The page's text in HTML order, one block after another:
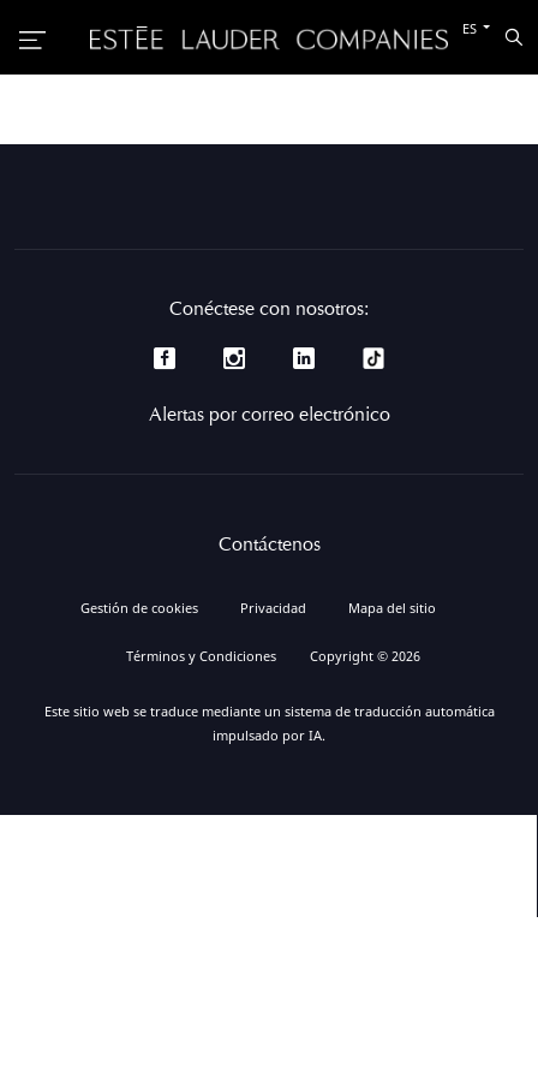
Cambiar
idioma
ES
Conéctese con nosotros:
Alertas por correo electrónico
Contáctenos
Gestión de cookies Privacidad Mapa del sitio
Términos y Condiciones Copyright © 2026
Este sitio web se traduce mediante un sistema de traducción automática
impulsado por IA.